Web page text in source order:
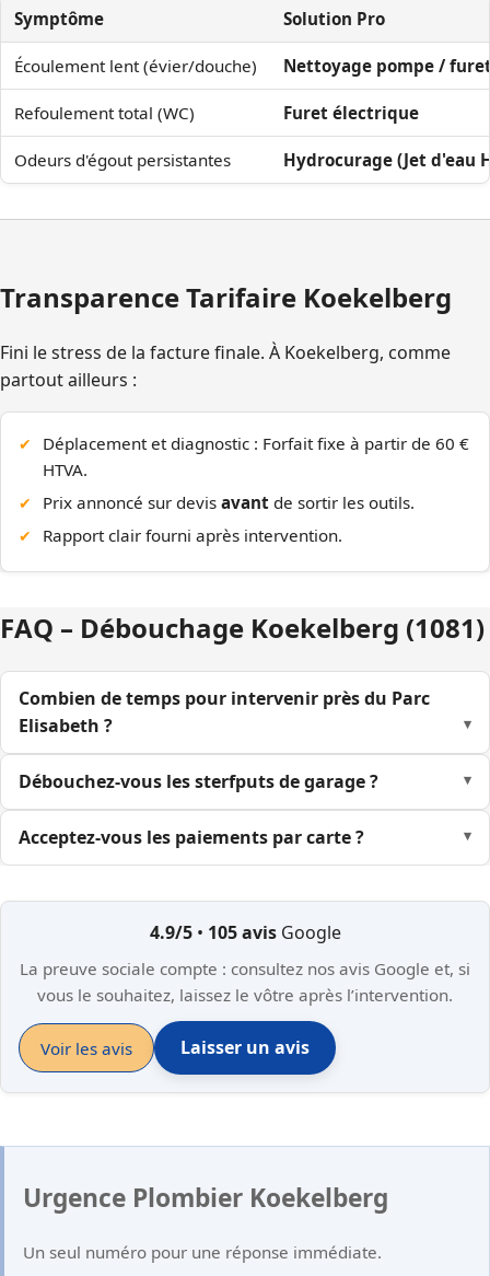
Symptôme Solution Pro
Écoulement lent (évier/douche) Nettoyage pompe /
Refoulement total (WC) Furet électrique
Odeurs d'égout persistantes Hydrocurage (Jet d'eau
Transparence Tarifaire Koekelberg
Fini le stress de la facture finale. À Koekelberg, comme
partout ailleurs :
Déplacement et diagnostic : Forfait fixe à partir de 60 €
HTVA.
Prix annoncé sur devisavant de sortir les outils.
Rapport clair fourni après intervention.
FAQ – Débouchage Koekelberg (1081)
Combien de temps pour intervenir près du Parc
Elisabeth ?
Débouchez-vous les sterfputs de garage ?
Acceptez-vous les paiements par carte ?
4.9/5• 105 avisGoogle
La preuve sociale compte : consultez nos avis Google et, si
vous le souhaitez, laissez le vôtre après l’intervention.
Voir les avis Laisser un avis
Urgence Plombier Koekelberg
Un seul numéro pour une réponse immédiate.